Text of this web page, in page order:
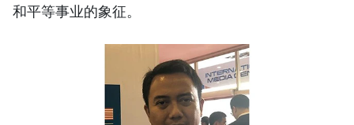
和平等事业的象征。